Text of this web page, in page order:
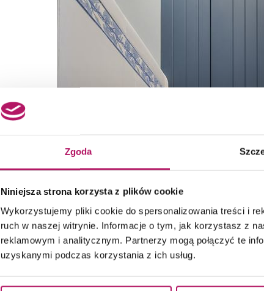
Zgoda
Niniejsza strona korzysta z plików cookie
Wykorzystujemy pliki cookie do spersonalizowania treści i
ruch w naszej witrynie. Informacje o tym, jak korzystasz z
reklamowym i analitycznym. Partnerzy mogą połączyć te
uzyskanymi podczas korzystania z ich usług.